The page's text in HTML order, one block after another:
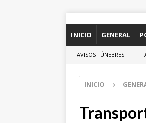
INICIO GENERAL
AVISOS FÚNEBRES
INICIO